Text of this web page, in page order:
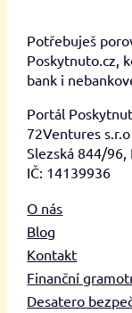
Potřebuješ
Poskytnuto.cz,
bank i
Portál
72Ventures s.r.o
Slezská 844/96,
IČ: 14139936
O nás
Blog
Kontakt
Finanční
Desatero